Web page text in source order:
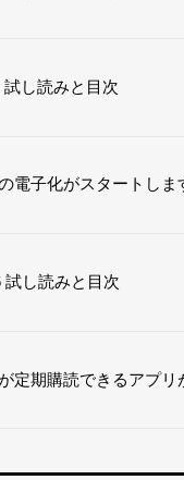
試し読みと目次
電子化がスタートしま
試し読みと目次
定期購読できるアプリ